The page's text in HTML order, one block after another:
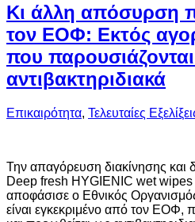
Κι άλλη απόσυρση
τον ΕΟΦ: Εκτός
που
αντιβακτηριδιακά
Επικαιρότητα, Τελευταίες
Την απαγόρευση διακίνησης και
Deep fresh HYGIENIC wet wipes
αποφάσισε ο Εθνικός
είναι εγκεκριμένο από τον ΕΟΦ,